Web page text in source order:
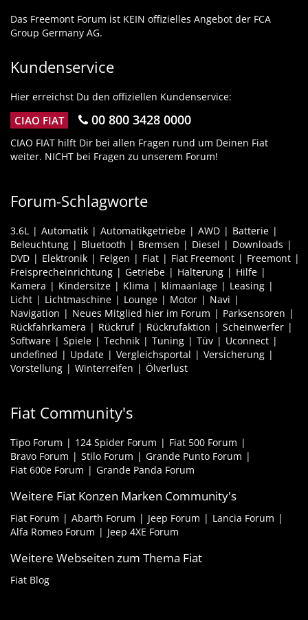
Das Freemont Forum ist KEIN offizielles Angebot der FCA
Group Germany AG.
Kundenservice
Hier erreichst Du den offiziellen Kundenservice:
CIAO FIAT 00 800 3428 0000
CIAO FIAT hilft Dir bei allen Fragen rund um Deinen Fiat
weiter. NICHT bei Fragen zu unserem Forum!
Forum-Schlagworte
3.6L Automatik Automatikgetriebe AWD
Batterie
Beleuchtung
Bluetooth Bremsen Diesel
Downloads
DVD
Elektronik Felgen Fiat Fiat Freemont
Freemont
Freisprecheinrichtung
Getriebe Halterung
Hilfe
Kamera
Kindersitze Klima klimaanlage
Leasing
Licht
Lichtmaschine Lounge Motor
Navi
Navigation
Neues Mitglied hier im Forum
Parksensoren
Rückfahrkamera
Rückruf Rückrufaktion
Scheinwerfer
Software
Spiele Technik Tuning Tüv
Uconnect
undefined
Update Vergleichsportal
Versicherung
Vorstellung
Winterreifen Ölverlust
Fiat Community's
Tipo Forum 124 Spider Forum
Fiat 500 Forum
Bravo Forum
Stilo Forum
Grande Punto Forum
Fiat 600e Forum
Grande Panda Forum
Weitere Fiat Konzen Marken Community's
Fiat Forum Abarth Forum Jeep Forum
Lancia Forum
Alfa Romeo Forum
Jeep 4XE Forum
Weitere Webseiten zum Thema Fiat
Fiat Blog